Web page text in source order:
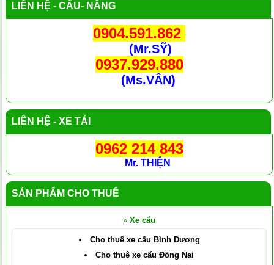
LIÊN HỆ - CẨU- NÂNG
0904.591.862
(Mr.SỸ)
0937.929.880
(Ms.VÂN)
LIÊN HỆ - XE TẢI
0962 214 843
Mr. THIỆN
SẢN PHẨM CHO THUÊ
»Xe cẩu
Cho thuê xe cẩu Bình Dương
Cho thuê xe cẩu Đồng Nai